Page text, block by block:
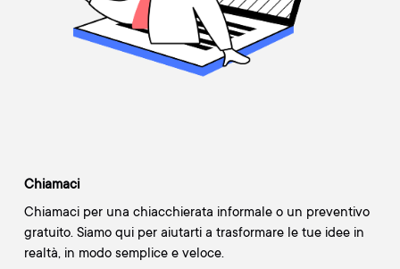
Chiamaci
Chiamaci per una chiacchierata informale o un preventivo
gratuito. Siamo qui per aiutarti a trasformare le tue idee in
realtà, in modo semplice e veloce.